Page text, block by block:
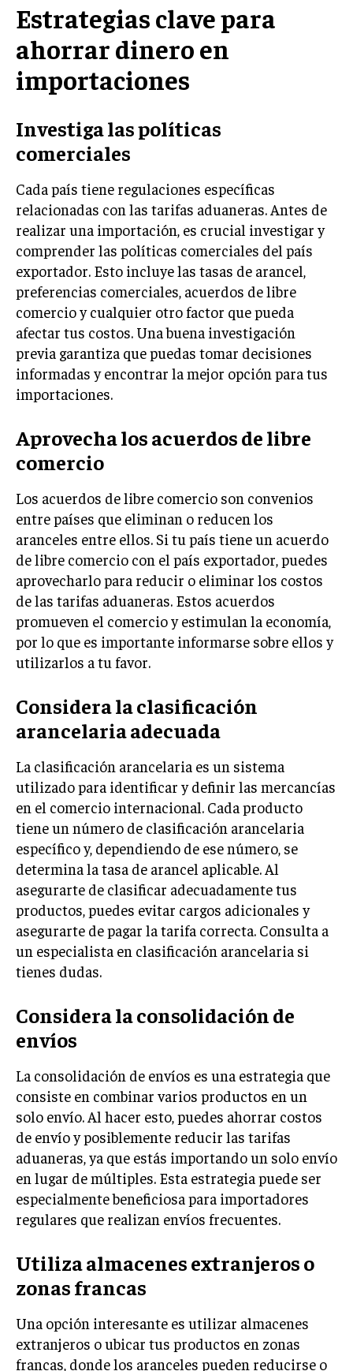
CONTABILIDAD EMPRESARIAL
ECONOMÍA EMPRESARIAL
INTERNACIONAL
NEGOCIOS INTERNACIONALES
COMERCIO INTERNACIONAL
EXPANSIÓN GLOBAL
IMPORTACIÓN Y EXPORTACIÓN
ALIANZAS ESTRATÉGICAS
TECNOLOGIA
SOSTENIBILIDAD Y MEDIO AMBIENTE
GESTIÓN DE LA INNOVACIÓN TECNOLÓGICA
TRANSFORMACIÓN DIGITAL
ANALÍTICA EMPRESARIAL Y BUSINESS
INTELLIGENCE
CIBERSEGURIDAD EMPRESARIAL
ESTRATEGIA
EMPRESAS FAMILIARES Y SUCESIÓN
NEGOCIACIÓN Y RESOLUCIÓN DE CONFLICTOS
DERECHO EMPRESARIAL Y REGULACIONES
ÉXITO EMPRESARIAL Y CASOS DE ESTUDIO
GOBIERNO CORPORATIVO
NEGOCIOS
ESTRATEGIAS DE NEGOCIOS
MARKETING B2C
E-COMMERCE
E-COMMERCE Y COMERCIO ELECTRÓNICO
ESTRATEGIAS DE PRICING Y GESTIÓN DE
PRECIOS
GESTIÓN DE CRISIS EMPRESARIALES
EMPRESAS Y STARTUPS TECNOLÓGICAS
GESTIÓN DE LA EXPERIENCIA DEL CLIENTE
PROYECTOS
SUMINISTRO
LOGÍSTICA EMPRESARIAL
CALIDAD Y MEJORA CONTINUA
TALENTOS
RECURSOS HUMANOS Y GESTIÓN DEL
TALENTO
COMPENSACIÓN Y BENEFICIOS
RECLUTAMIENTO Y SELECCIÓN
DESARROLLO DE PERSONAL
GESTIÓN DEL DESEMPEÑO
CULTURA Y CLIMA ORGANIZACIONAL
Estrategias clave para
ahorrar dinero en
importaciones
Investiga las políticas
comerciales
Cada país tiene regulaciones específicas
relacionadas con las tarifas aduaneras. Antes de
realizar una importación, es crucial investigar y
comprender las políticas comerciales del país
exportador. Esto incluye las tasas de arancel,
preferencias comerciales, acuerdos de libre
comercio y cualquier otro factor que pueda
afectar tus costos. Una buena investigación
previa garantiza que puedas tomar decisiones
informadas y encontrar la mejor opción para tus
importaciones.
Aprovecha los acuerdos de libre
comercio
Los acuerdos de libre comercio son convenios
entre países que eliminan o reducen los
aranceles entre ellos. Si tu país tiene un acuerdo
de libre comercio con el país exportador, puedes
aprovecharlo para reducir o eliminar los costos
de las tarifas aduaneras. Estos acuerdos
promueven el comercio y estimulan la economía,
por lo que es importante informarse sobre ellos y
utilizarlos a tu favor.
Considera la clasificación
arancelaria adecuada
La clasificación arancelaria es un sistema
utilizado para identificar y definir las mercancías
en el comercio internacional. Cada producto
tiene un número de clasificación arancelaria
específico y, dependiendo de ese número, se
determina la tasa de arancel aplicable. Al
asegurarte de clasificar adecuadamente tus
productos, puedes evitar cargos adicionales y
asegurarte de pagar la tarifa correcta. Consulta a
un especialista en clasificación arancelaria si
tienes dudas.
Considera la consolidación de
envíos
La consolidación de envíos es una estrategia que
consiste en combinar varios productos en un
solo envío. Al hacer esto, puedes ahorrar costos
de envío y posiblemente reducir las tarifas
aduaneras, ya que estás importando un solo envío
en lugar de múltiples. Esta estrategia puede ser
especialmente beneficiosa para importadores
regulares que realizan envíos frecuentes.
Utiliza almacenes extranjeros o
zonas francas
Una opción interesante es utilizar almacenes
extranjeros o ubicar tus productos en zonas
francas, donde los aranceles pueden reducirse o